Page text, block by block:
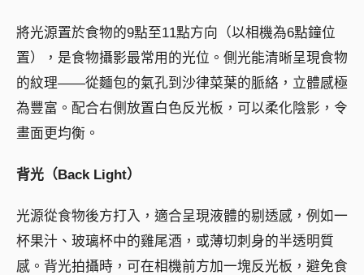
將光源置於食物的9點至11點方向（以相機為6點鐘位
置），是食物攝影最常用的光位。側光能清晰呈現食物
的紋理——從麵包的氣孔到沙律菜葉的脈絡，立體感極
為豐富。配合右側放置白色反光板，可以柔化陰影，令
畫面更均衡。
背光（Back Light）
光源從食物後方打入，適合呈現液體的剔透感，例如一
杯果汁、玻璃杯中的雞尾酒，或薄切刺身的半透明質
感。背光拍攝時，可在相機前方加一塊反光板，避免食